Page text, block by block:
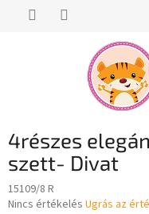
4részes
szett- Divat
15109/8 R
A
Nincs értékelés Ugrás az